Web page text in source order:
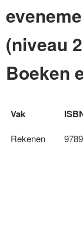
(niveau
Boeken
Vak
Rekenen